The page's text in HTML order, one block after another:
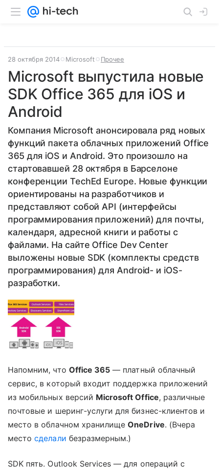
28 октября 2014 Microsoft Прочее
Microsoft выпустила новые
SDK Office 365 для iOS и
Android
Компания Microsoft анонсировала ряд новых
функций пакета облачных приложений Office
365 для iOS и Android. Это произошло на
стартовавшей 28 октября в Барселоне
конференции TechEd Europe. Новые функции
ориентированы на разработчиков и
представляют собой API (интерфейсы
программирования приложений) для почты,
календаря, адресной книги и работы с
файлами. На сайте Office Dev Center
выложены новые SDK (комплекты средств
программирования) для Android- и iOS-
разработки.
Напомним, что Office 365 — платный облачный
сервис, в который входит поддержка приложений
из мобильных версий Microsoft Office, различные
почтовые и шеринг-услуги для бизнес-клиентов и
место в облачном хранилищеOneDrive. (Вчера
местосделали безразмерным.)
SDK пять. Outlook Services — для операций с